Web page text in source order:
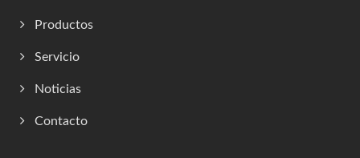
Productos
Servicio
Noticias
Contacto